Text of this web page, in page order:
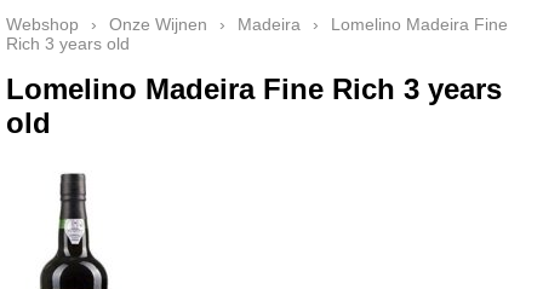
Webshop › Onze Wijnen › Madeira ›
Lomelino Madeira Fine
Rich 3 years old
Lomelino Madeira Fine Rich 3 years
old